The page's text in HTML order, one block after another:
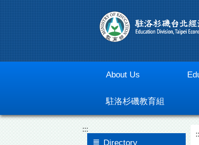
About Us
駐洛杉磯教育組
:::
Directory